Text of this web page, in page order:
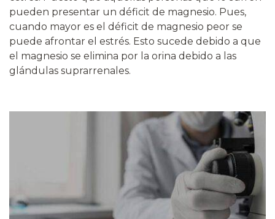
pueden presentar un déficit de magnesio. Pues,
cuando mayor es el déficit de magnesio peor se
puede afrontar el estrés. Esto sucede debido a que
el magnesio se elimina por la orina debido a las
glándulas suprarrenales.